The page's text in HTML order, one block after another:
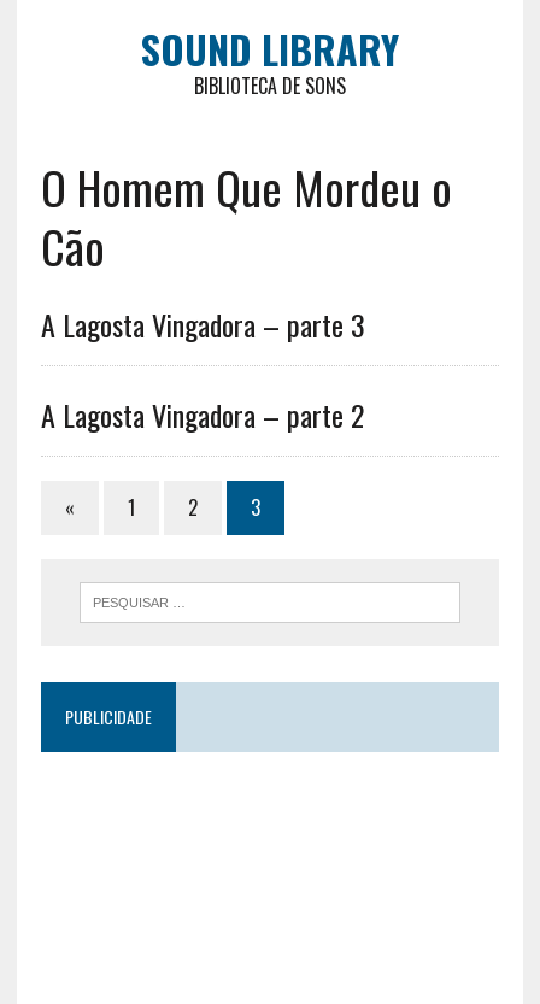
SOUND LIBRARY
BIBLIOTECA DE SONS
O Homem Que Mordeu o
Cão
A Lagosta Vingadora – parte 3
A Lagosta Vingadora – parte 2
« 1 2 3
PUBLICIDADE